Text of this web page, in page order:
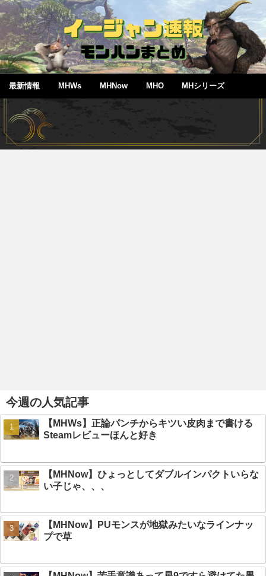
最新情報 MHWs MHNow MHO MHシリーズ
今週の人気記事
【MHWs】正論パンチからキツい皮肉まで書ける
Steamレビューほんと好き
【MHNow】ひょっとしてダブルインパクトいらな
い子じゃ、、、
【MHNow】PUモンスが地獄みたいなラインナッ
プで草